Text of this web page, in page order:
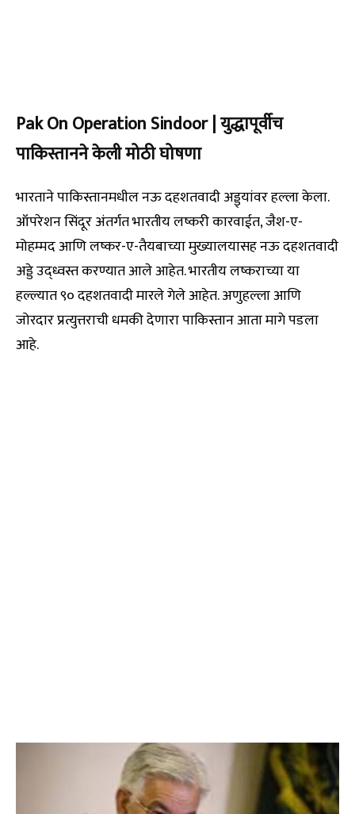
Pak On Operation Sindoor | युद्धापूर्वीच
पाकिस्तानने केली मोठी घोषणा
भारताने पाकिस्तानमधील नऊ दहशतवादी अड्ड्यांवर हल्ला केला.
ऑपरेशन सिंदूर अंतर्गत भारतीय लष्करी कारवाईत, जैश-ए-
मोहम्मद आणि लष्कर-ए-तैयबाच्या मुख्यालयासह नऊ दहशतवादी
अड्डे उद्ध्वस्त करण्यात आले आहेत. भारतीय लष्कराच्या या
हल्ल्यात ९० दहशतवादी मारले गेले आहेत. अणुहल्ला आणि
जोरदार प्रत्युत्तराची धमकी देणारा पाकिस्तान आता मागे पडला
आहे.